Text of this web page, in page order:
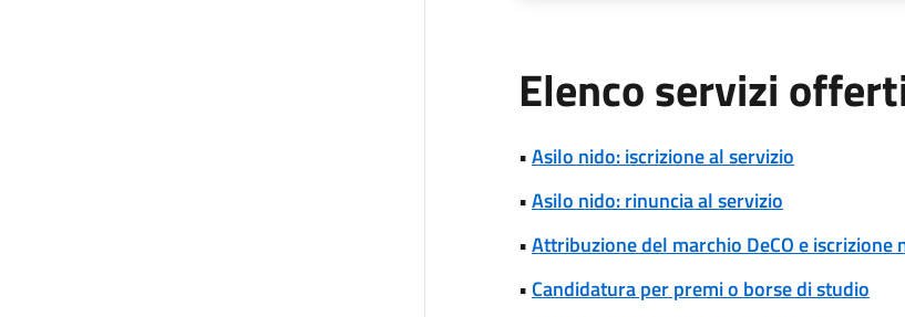
Elenco servizi
•Asilo nido: iscrizione al servizio
•Asilo nido: rinuncia al servizio
•Attribuzione del marchio DeCO e
• Candidatura per premi o borse di studio